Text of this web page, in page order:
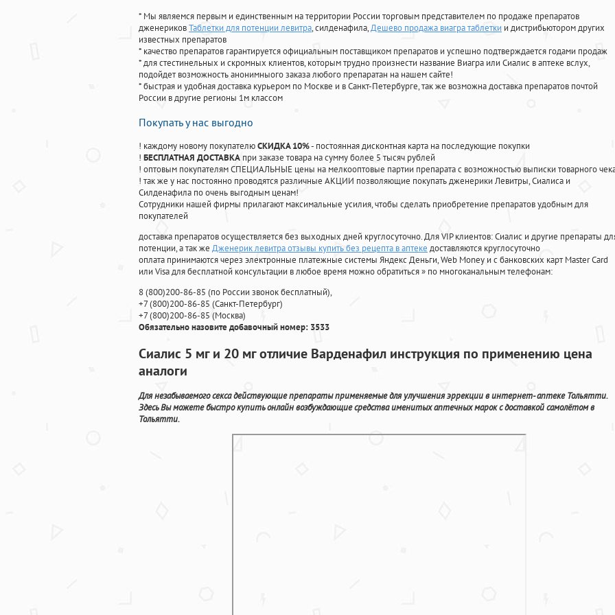
* Мы являемся первым и единственным на территории России торговым представителем по продаже препаратов
дженериковТаблетки для потенции левитра, силденафила,Дешево продажа виагра таблетки и дистрибьютором других
известных препаратов
* качество препаратов гарантируется официальным поставщиком препаратов и успешно подтверждается годами продаж
* для стестинельных и скромных клиентов, которым трудно произнести название Виагра или Сиалис в аптеке вслух,
подойдет возможность анонимныого заказа любого препаратан на нашем сайте!
* быстрая и удобная доставка курьером по Москве и в Санкт-Петербурге, так же возможна доставка препаратов почтой
России в другие регионы 1м классом
Покупать у нас выгодно
! каждому новому покупателюСКИДКА 10%- постоянная дисконтная карта на последующие покупки
! БЕСПЛАТНАЯ ДОСТАВКА при заказе товара на сумму более 5 тысяч рублей
! оптовым покупателям СПЕЦИАЛЬНЫЕ цены на мелкооптовые партии препарата с возможностью выписки товарного
! так же у нас постоянно проводятся различные АКЦИИ позволяющие покупать дженерики Левитры, Сиалиса и
Силденафила по очень выгодным ценам!
Cотрудники нашей фирмы прилагают максимальные усилия, чтобы сделать приобретение препаратов удобным для
покупателей
доставка препаратов осуществляется без выходных дней круглосуточно. Для VIP клиентов: Сиалис и другие препараты
потенции, а так же Дженерик левитра отзывы купить без рецепта в аптеке доставляются круглосуточно
оплата принимаются через электронные платежные системы Яндекс Деньги, Web Money и с банковских карт Master Card
или Visa для бесплатной консультации в любое время можно обратиться» по многоканальным телефонам:
8(800)200-86-85 (по России звонок бесплатный),
+7(800)200-86-85 (Санкт-Петербург)
+7(800)200-86-85 (Москва)
Обязательно назовите добавочный номер: 3533
Сиалис 5 мг и 20 мг отличие Варденафил инструкция по применению цена
аналоги
Для незабываемого секса действующие препараты применяемые для улучшения эррекции в интернет- аптеке Тольятти.
Здесь Вы можете быстро купить онлайн возбуждающие средства именитых аптечных марок с доставкой самолётом в
Тольятти.